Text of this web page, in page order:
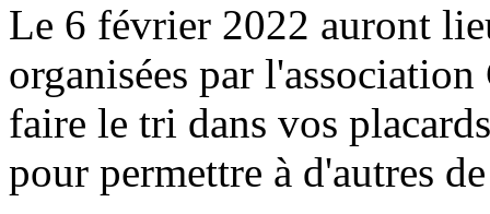
Le 6 février 2022 auront
organisées par
faire le tri dans vos
pour permettre à d'autres